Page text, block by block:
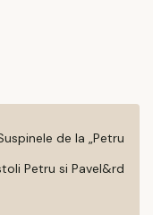
de la „Petru
Petru si Pavel&rd